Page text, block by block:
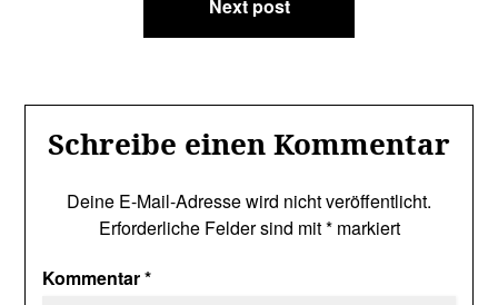
Next post
Schreibe einen Kommentar
Deine E-Mail-Adresse wird nicht veröffentlicht.
Erforderliche Felder sind mit*markiert
Kommentar*